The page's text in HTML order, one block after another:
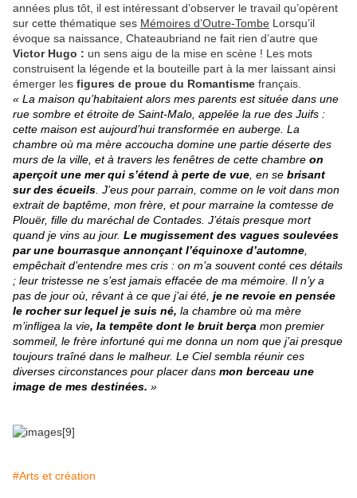
années plus tôt, il est intéressant d’observer le travail qu’opèrent
sur cette thématique ses Mémoires d’Outre-Tombe Lorsqu’il
évoque sa naissance, Chateaubriand ne fait rien d’autre que
Victor Hugo : un sens aigu de la mise en scène ! Les mots
construisent la légende et la bouteille part à la mer laissant ainsi
émerger les figures de proue du Romantisme français.
« La maison qu’habitaient alors mes parents est située dans une
rue sombre et étroite de Saint-Malo, appelée la rue des Juifs :
cette maison est aujourd’hui transformée en auberge. La
chambre où ma mère accoucha domine une partie déserte des
murs de la ville, et à travers les fenêtres de cette chambre on
aperçoit une mer qui s’étend à perte de vue , en se brisant
sur des écueils . J’eus pour parrain, comme on le voit dans mon
extrait de baptême, mon frère, et pour marraine la comtesse de
Plouër, fille du maréchal de Contades. J’étais presque mort
quand je vins au jour. Le mugissement des vagues soulevées
par une bourrasque annonçant l’équinoxe d’automne
empêchait d’entendre mes cris : on m’a souvent conté ces détails
; leur tristesse ne s’est jamais effacée de ma mémoire. Il n’y a
pas de jour où, rêvant à ce que j’ai été, je ne revoie en pensée
le rocher sur lequel je suis né, la chambre où ma mère
m’infligea la vie, la tempête dont le bruit berça mon premier
sommeil, le frère infortuné qui me donna un nom que j’ai presque
toujours traîné dans le malheur. Le Ciel sembla réunir ces
diverses circonstances pour placer dans mon berceau une
image de mes destinées. »
#Arts et création